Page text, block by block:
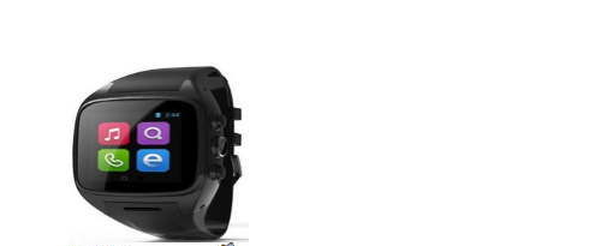
לחברות
150
₪
מידע נוסף
נגן DVD קורא DIVX עם USB
מבית PIONEER